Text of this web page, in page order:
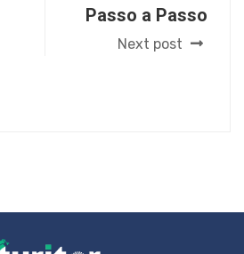
Passo a Passo
Next post